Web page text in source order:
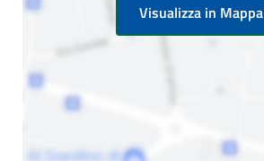
Visualizza in Mappa